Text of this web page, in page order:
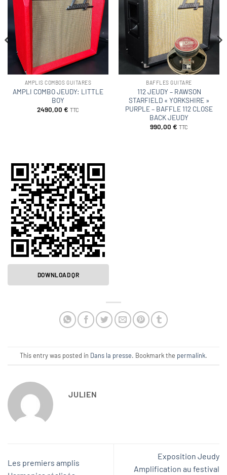
Ajouter
à la liste
d’envies
AMPLIS COMBOS GUITARES
AMPLI COMBO JEUDY: LITTLE
BOY
2490,00 € TTC
Ajouter
à la liste
d’envies
BAFFLES GUITARE
112 JEUDY – RAWSON
STARFIELD « YORKSHIRE »
PURPLE – BAFFLE 112 CLOSE
BACK JEUDY
990,00 € TTC
DOWNLOAD QR
This entry was posted in Dans la presse. Bookmark the permalink.
JULIEN
Les premiers amplis
Exposition Jeudy
Amplification au festival